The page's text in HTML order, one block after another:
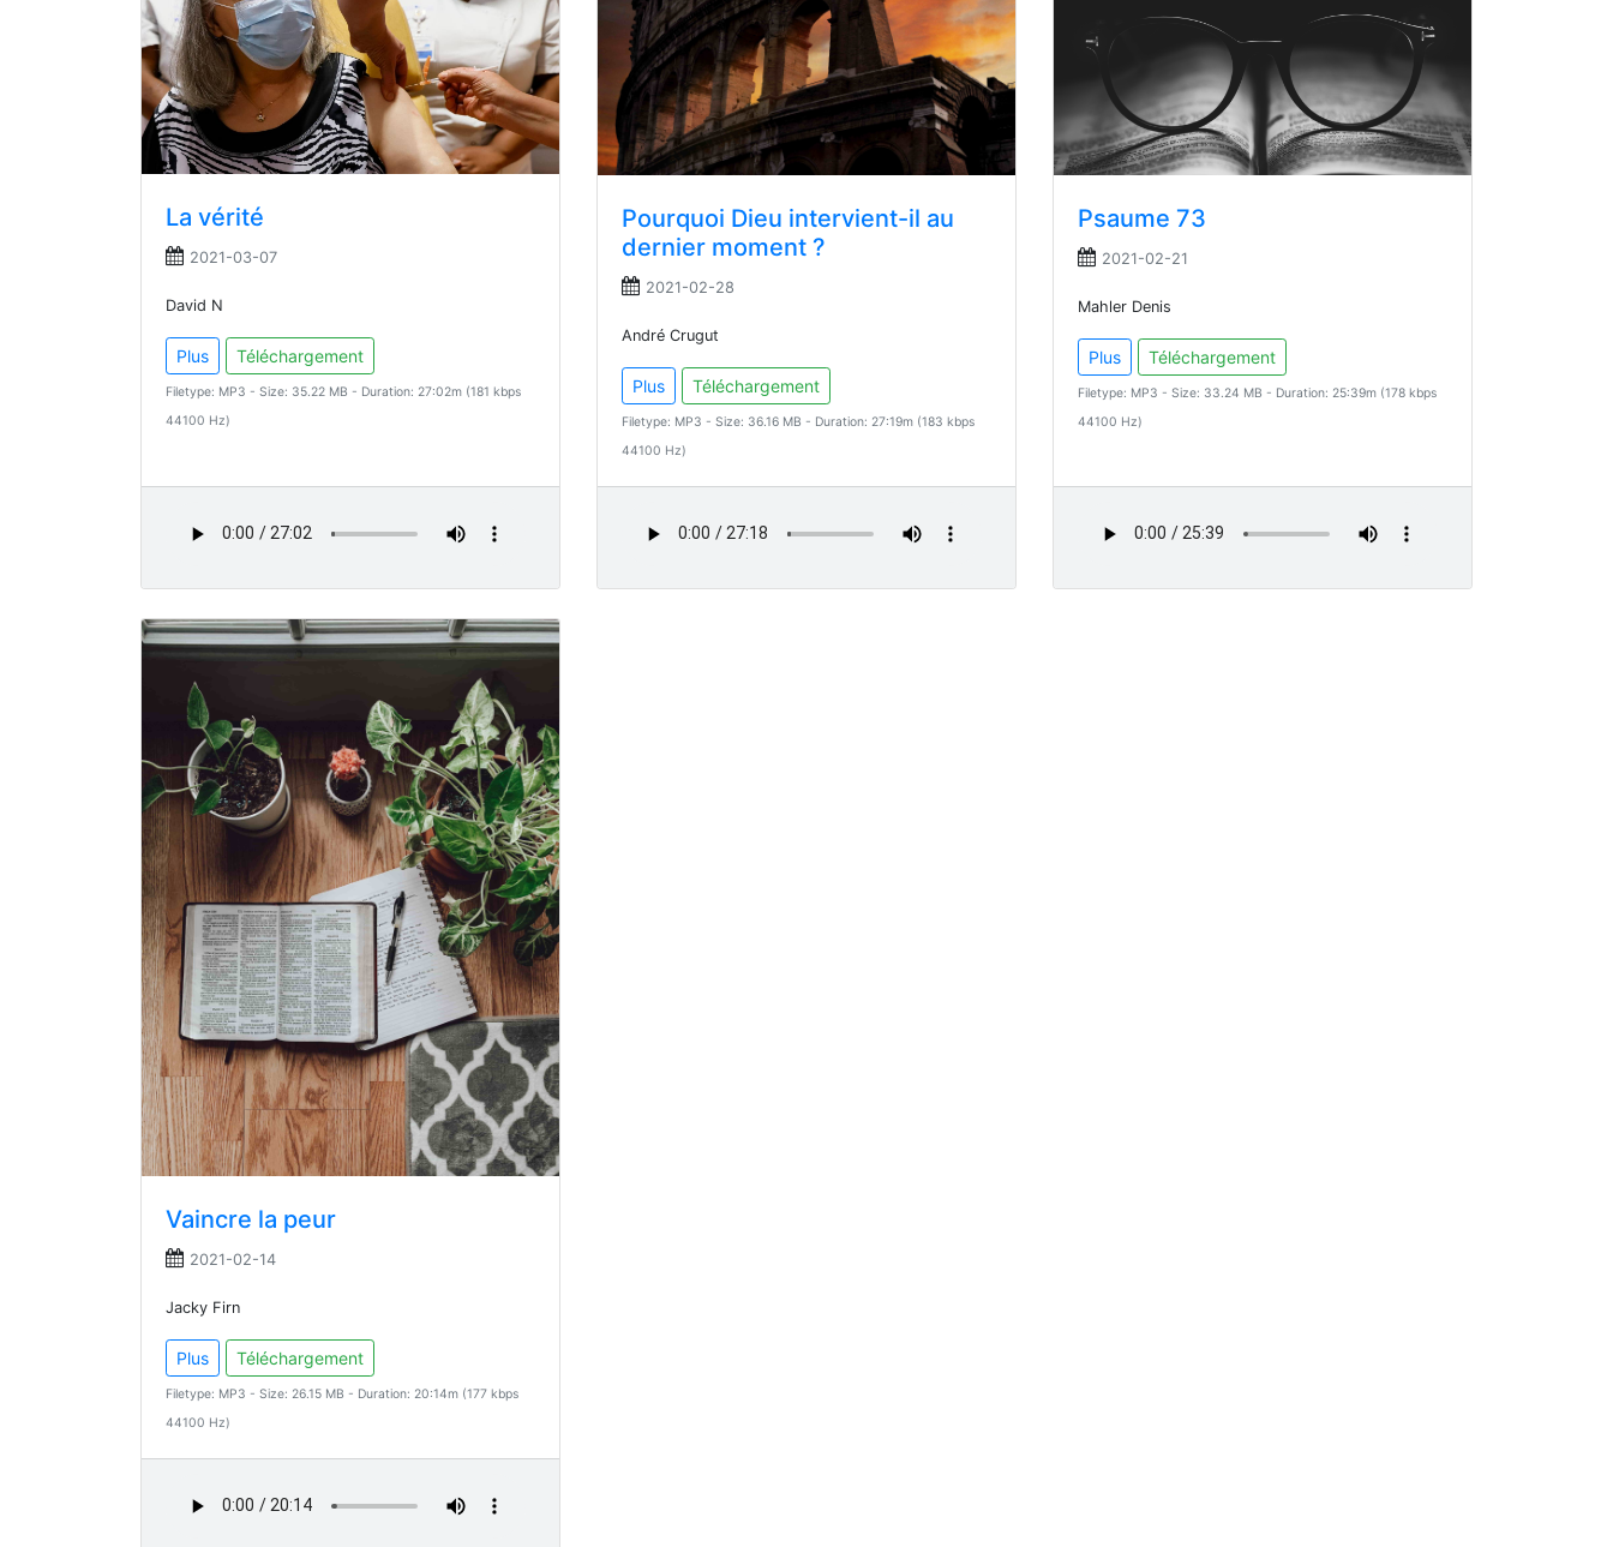
La vérité
2021-03-07
David N
Plus Téléchargement
Filetype: MP3 - Size: 35.22 MB - Duration: 27:02m (181 kbps
44100 Hz)
Pourquoi Dieu intervient-il au
dernier moment ?
2021-02-28
André Crugut
Plus Téléchargement
Filetype: MP3 - Size: 36.16 MB - Duration: 27:19m (183 kbps
44100 Hz)
Psaume 73
2021-02-21
Mahler Denis
Plus Téléchargement
Filetype: MP3 - Size: 33.24 MB - Duration: 25:39m (178 kbps
44100 Hz)
Vaincre la peur
2021-02-14
Jacky Firn
Plus Téléchargement
Filetype: MP3 - Size: 26.15 MB - Duration: 20:14m (177 kbps
44100 Hz)